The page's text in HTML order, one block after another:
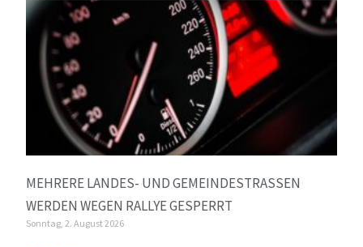
MEHRERE LANDES- UND GEMEINDESTRASSEN W
ERDEN WEGEN RALLYE GESPERRT
Sonntag, 2. August 2026